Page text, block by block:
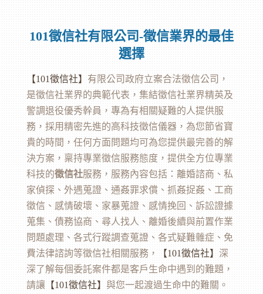
101徵信社有限公司-徵信業界的最佳
選擇
【101徵信社】有限公司政府立案合法徵信公司，
是徵信社業界的典範代表，集結徵信社業界精英及
警調退役優秀幹員，專為有相關疑難的人提供服
務，採用精密先進的高科技徵信儀器，為您節省寶
貴的時間，任何方面問題均可為您提供最完善的解
決方案，稟持專業徵信服務態度，提供全方位專業
科技的徵信社服務，服務內容包括：離婚諮商、私
家偵探、外遇蒐證、通姦罪求償、抓姦捉姦、工商
徵信、感情破壞、家暴蒐證、感情挽回、訴訟證據
蒐集、債務協商、尋人找人、離婚後續與前置作業
問題處理、各式行蹤調查蒐證、各式疑難雜症、免
費法律諮詢等徵信社相關服務，【101徵信社】深
深了解每個委託案件都是客戶生命中遇到的難題，
請讓【101徵信社】與您一起渡過生命中的難關。